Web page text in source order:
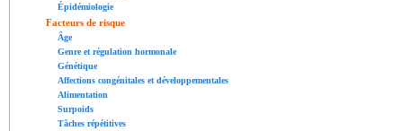
Épidémiologie
Facteurs de risque
Âge
Genre et régulation hormonale
Génétique
Affections congénitales et développementales
Alimentation
Surpoids
Tâches répétitives